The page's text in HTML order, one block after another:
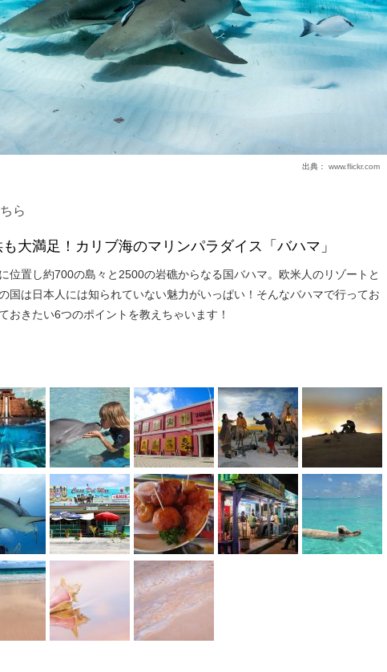
出典： www.flickr.com
ら
大満足！カリブ海のマリンパラダイス「バハマ」
位置し約700の島々と2500の岩礁からなる国バハマ。欧米人のリゾートと
国は日本人には知られていない魅力がいっぱい！そんなバハマで行ってお
おきたい6つのポイントを教えちゃいます！